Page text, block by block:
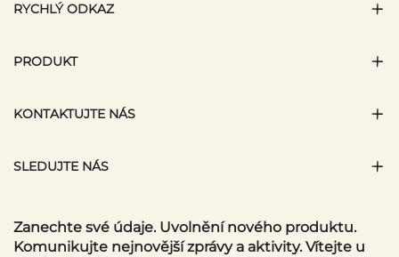
RYCHLÝ ODKAZ
PRODUKT
KONTAKTUJTE NÁS
SLEDUJTE NÁS
Zanechte své údaje. Uvolnění nového produktu.
Komunikujte nejnovější zprávy a aktivity. Vítejte u